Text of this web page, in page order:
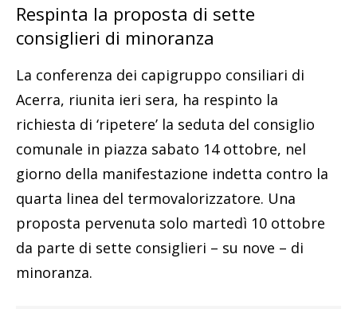
Respinta la proposta di sette
consiglieri di minoranza
La conferenza dei capigruppo consiliari di
Acerra, riunita ieri sera, ha respinto la
richiesta di ‘ripetere’ la seduta del consiglio
comunale in piazza sabato 14 ottobre, nel
giorno della manifestazione indetta contro la
quarta linea del termovalorizzatore. Una
proposta pervenuta solo martedì 10 ottobre
da parte di sette consiglieri – su nove – di
minoranza.